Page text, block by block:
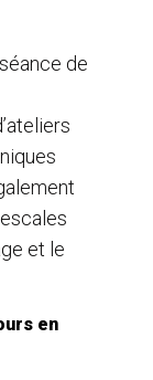
de
et le
en